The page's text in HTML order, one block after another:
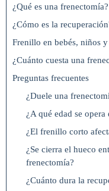
¿Qué es una frenectomía?
¿Cómo es la
Frenillo en bebés, niños
¿Cuánto cuesta una
Preguntas frecuentes
¿Duele una
¿A qué edad se
¿El frenillo corto
¿Se cierra el hueco
frenectomía?
¿Cuánto dura la